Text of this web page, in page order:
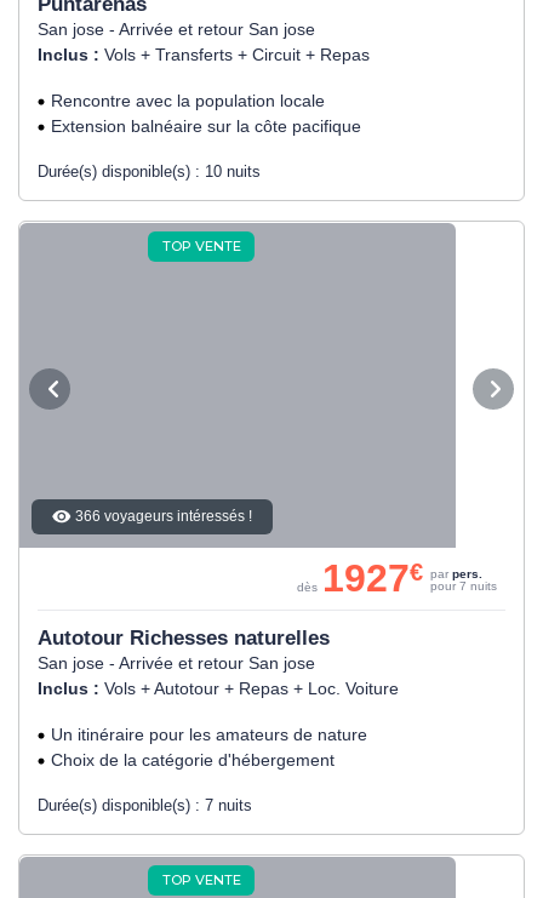
San jose - Arrivée et retour San jose
Inclus : Vols + Transferts + Circuit + Repas
Rencontre avec la population locale
Extension balnéaire sur la côte pacifique
Durée(s) disponible(s) : 10 nuits
TOP VENTE
366 voyageurs intéressés !
Autotour Richesses naturelles
San jose - Arrivée et retour San jose
Inclus : Vols + Autotour + Repas + Loc. Voiture
Un itinéraire pour les amateurs de nature
Choix de la catégorie d'hébergement
Durée(s) disponible(s) : 7 nuits
dès 1927€ par pers.
pour 7 nuits
TOP VENTE